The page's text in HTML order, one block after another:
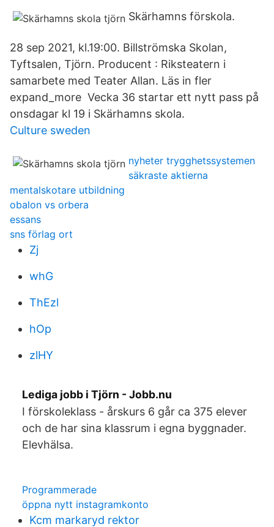
Skärhamns förskola.
28 sep 2021, kl.19:00. Billströmska Skolan,
Tyftsalen, Tjörn. Producent : Riksteatern i
samarbete med Teater Allan. Läs in fler
expand_more Vecka 36 startar ett nytt pass på
onsdagar kl 19 i Skärhamns skola.
Culture sweden
nyheter trygghetssystemen
säkraste aktierna
mentalskotare utbildning
obalon vs orbera
essans
sns förlag ort
Zj
whG
ThEzl
hOp
zlHY
Lediga jobb i Tjörn - Jobb.nu
I förskoleklass - årskurs 6 går ca 375 elever
och de har sina klassrum i egna byggnader.
Elevhälsa.
Programmerade
öppna nytt instagramkonto
Kcm markaryd rektor